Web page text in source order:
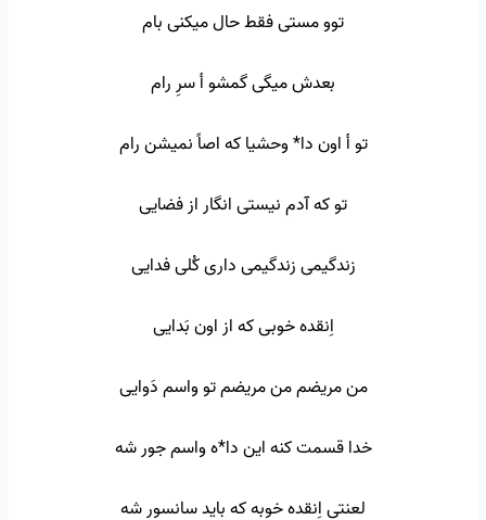
توو مستی فقط حال میکنی بام
بعدش میگی گمشو أ سرِ رام
تو أ اون دا* وحشیا که اصاً نمیشن رام
تو که آدم نیستی انگار از فضایی
زندگیمی زندگیمی داری کُلی فدایی
اِنقده خوبی که از اون بَدایی
من مریضم من مریضم تو واسم دَوایی
خدا قسمت کنه این دا*ه واسم جور شه
لعنتی اِنقده خوبه که باید سانسور شه